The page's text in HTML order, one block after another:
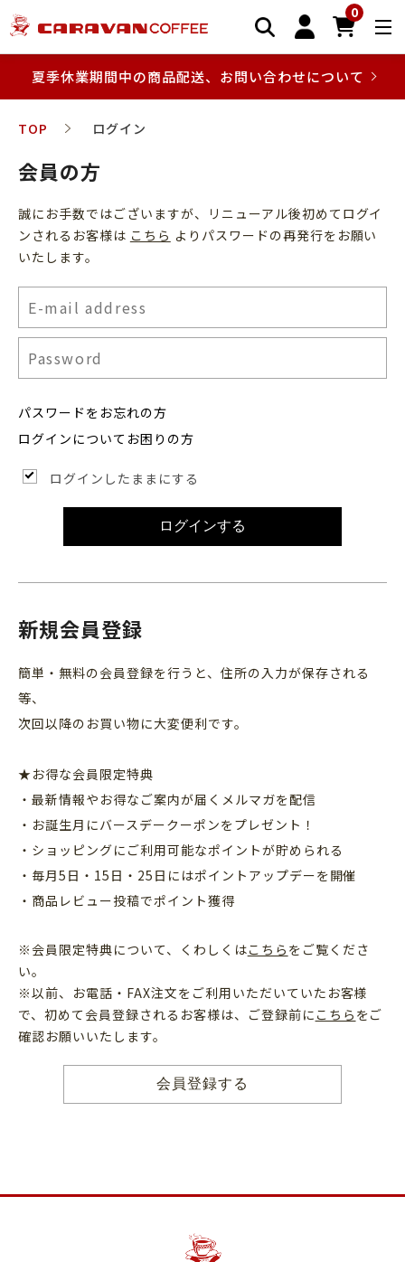
0
夏季休業期間中の商品配送、お問い合わせについて
TOP ログイン
会員の方
誠にお手数ではございますが、リニューアル後初めてログイ
ンされるお客様は こちら よりパスワードの再発行をお願い
いたします。
パスワードをお忘れの方
ログインについてお困りの方
ログインしたままにする
ログインする
新規会員登録
簡単・無料の会員登録を行うと、住所の入力が保存される
等、
次回以降のお買い物に大変便利です。
★お得な会員限定特典
・最新情報やお得なご案内が届くメルマガを配信
・お誕生月にバースデークーポンをプレゼント！
・ショッピングにご利用可能なポイントが貯められる
・毎月5日・15日・25日にはポイントアップデーを開催
・商品レビュー投稿でポイント獲得
※会員限定特典について、くわしくはこちら をご覧くださ
い。
※以前、お電話・FAX注文をご利用いただいていたお客様
で、初めて会員登録されるお客様は、ご登録前に こちら をご
確認お願いいたします。
会員登録する